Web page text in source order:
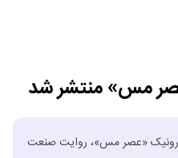
مس» منتشر شد
«عصر مس»، روایت صنعت